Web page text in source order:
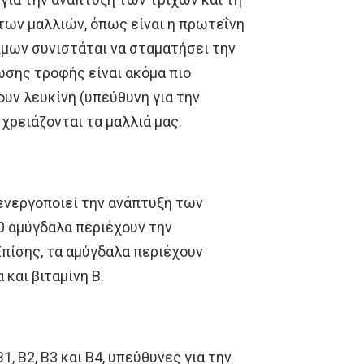
μαλλιών, όπως είναι η πρωτεΐνη
συνιστάται να σταματήσει την
τροφής είναι ακόμα πιο
λευκίνη (υπεύθυνη για την
τα μαλλιά μας.
την ανάπτυξη των
αμύγδαλα περιέχουν την
τα αμύγδαλα περιέχουν
βιταμίνη Β.
Β2, Β3 και Β4, υπεύθυνες για την